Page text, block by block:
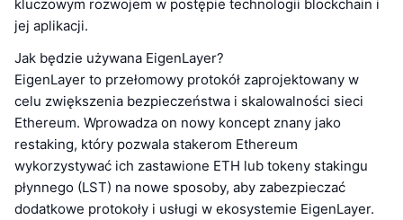
kluczowym rozwojem w postępie technologii blockchain i
jej aplikacji.
Jak będzie używana EigenLayer?
EigenLayer to przełomowy protokół zaprojektowany w
celu zwiększenia bezpieczeństwa i skalowalności sieci
Ethereum. Wprowadza on nowy koncept znany jako
restaking, który pozwala stakerom Ethereum
wykorzystywać ich zastawione ETH lub tokeny stakingu
płynnego (LST) na nowe sposoby, aby zabezpieczać
dodatkowe protokoły i usługi w ekosystemie EigenLayer.